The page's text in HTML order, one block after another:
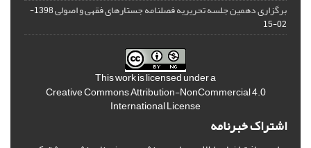
برگزاری دهمین جلسه تحریریه فصلنامه جستارهای فقهی و اصولی
1398-
02-15
This work is licensed under a
Creative Commons Attribution-NonCommercial 4.0
International License
اشتراک خبرنامه